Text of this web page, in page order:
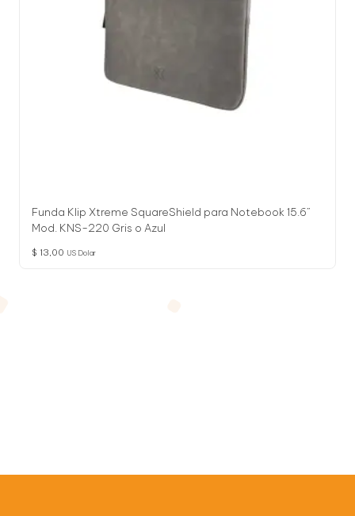
Funda Klip Xtreme SquareShield para Notebook 15.6”
Mod. KNS-220 Gris o Azul
$ 13,00 US Dolar